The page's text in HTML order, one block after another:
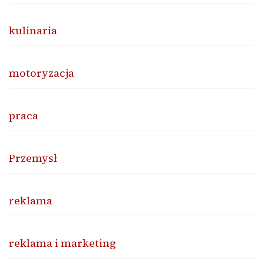
kulinaria
motoryzacja
praca
Przemysł
reklama
reklama i marketing